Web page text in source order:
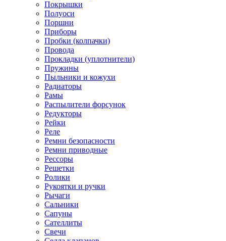
Покрышки
Полуоси
Поршни
Приборы
Пробки (колпачки)
Провода
Прокладки (уплотнители)
Пружины
Пыльники и кожухи
Радиаторы
Рамы
Распылители форсунок
Редукторы
Рейки
Реле
Ремни безопасности
Ремни приводные
Рессоры
Решетки
Ролики
Рукоятки и ручки
Рычаги
Сальники
Сапуны
Сателлиты
Свечи